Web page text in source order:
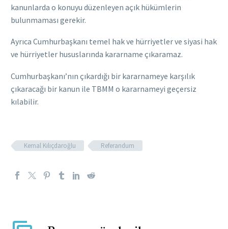
kanunlarda o konuyu düzenleyen açık hükümlerin
bulunmaması gerekir.
Ayrıca Cumhurbaşkanı temel hak ve hürriyetler ve siyasi hak
ve hürriyetler hususlarında kararname çıkaramaz.
Cumhurbaşkanı’nın çıkardığı bir kararnameye karşılık
çıkaracağı bir kanun ile TBMM o kararnameyi geçersiz
kılabilir.
Kemal Kılıçdaroğlu Referandum